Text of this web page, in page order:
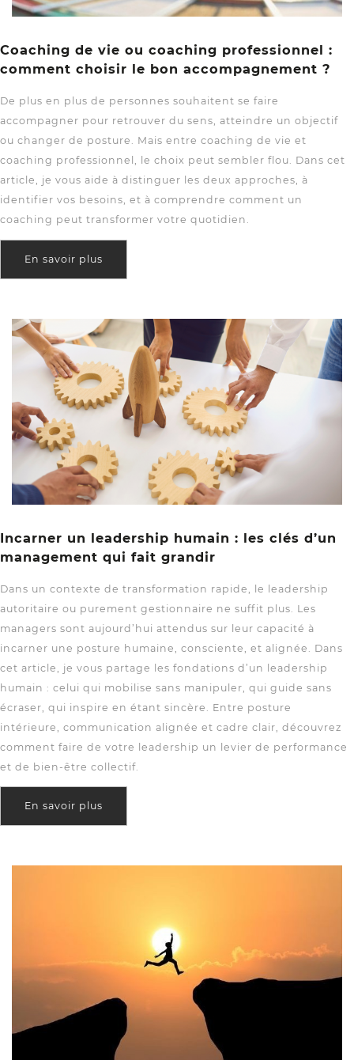
Coaching de vie ou coaching professionnel :
comment choisir le bon accompagnement ?
De plus en plus de personnes souhaitent se faire
accompagner pour retrouver du sens, atteindre un objectif
ou changer de posture. Mais entre coaching de vie et
coaching professionnel, le choix peut sembler flou. Dans cet
article, je vous aide à distinguer les deux approches, à
identifier vos besoins, et à comprendre comment un
coaching peut transformer votre quotidien.
En savoir plus
Incarner un leadership humain : les clés d’un
management qui fait grandir
Dans un contexte de transformation rapide, le leadership
autoritaire ou purement gestionnaire ne suffit plus. Les
managers sont aujourd’hui attendus sur leur capacité à
incarner une posture humaine, consciente, et alignée. Dans
cet article, je vous partage les fondations d’un leadership
humain : celui qui mobilise sans manipuler, qui guide sans
écraser, qui inspire en étant sincère. Entre posture
intérieure, communication alignée et cadre clair, découvrez
comment faire de votre leadership un levier de performance
et de bien-être collectif.
En savoir plus